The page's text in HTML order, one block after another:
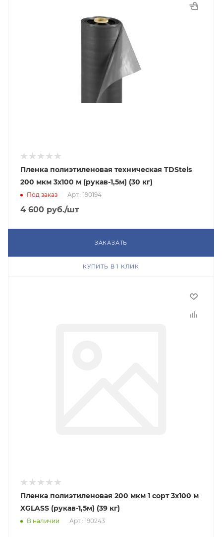
Пленка полиэтиленовая техническая TDStels
200 мкм 3x100 м (рукав-1,5м) (30 кг)
Под заказ Арт.: 190194
4 600 руб./шт
ЗАКАЗАТЬ
КУПИТЬ В 1 КЛИК
Пленка полиэтиленовая 200 мкм 1 сорт 3x100 м
XGLASS (рукав-1,5м) (39 кг)
В наличии Арт.: 190243